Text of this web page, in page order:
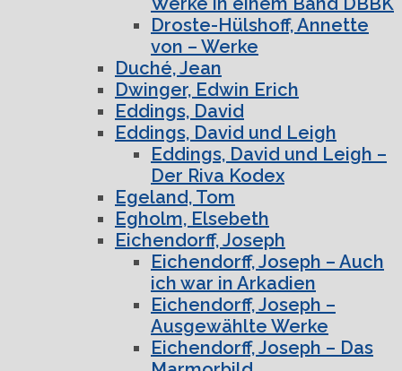
Droste-Hülshoff, Annette
von – Werke
Duché, Jean
Dwinger, Edwin Erich
Eddings, David
Eddings, David und Leigh
Eddings, David und Leigh –
Der Riva Kodex
Egeland, Tom
Egholm, Elsebeth
Eichendorff, Joseph
Eichendorff, Joseph – Auch
ich war in Arkadien
Eichendorff, Joseph –
Ausgewählte Werke
Eichendorff, Joseph – Das